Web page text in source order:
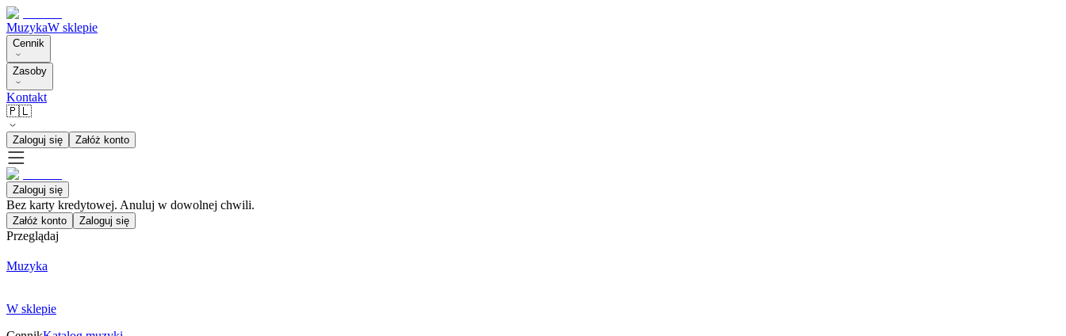
MuzykaW sklepie
Cennik
Zasoby
Kontakt
🇵🇱
Zaloguj się Załóż konto
Zaloguj się
Bez karty kredytowej. Anuluj w dowolnej chwili.
Załóż konto Zaloguj się
Przeglądaj
Muzyka
W sklepie